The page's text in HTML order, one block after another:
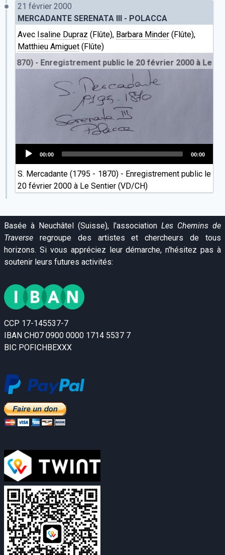
21 février 2000
MERCADANTE SERENATA III - POLACCA
Avec Isaline Dupraz (Flûte), Barbara Minder (Flûte),
Matthieu Amiguet (Flûte)
Audio
Player
00:00 00:00
- Enregistrement public le 20 février 2000 à Le Sentier
S. Mercadante (1795 - 1870) - Enregistrement public le
20 février 2000 à Le Sentier (VD/CH)
Basée à Neuchâtel (Suisse), l'association Les Chemins de
Traverse regroupe des artistes et chercheurs de tous
horizons. Si vous appréciez leur démarche, n'hésitez pas à
soutenir leurs futures activités:
CCP 17-145537-7
IBAN CH07 0900 0000 1714 5537 7
BIC POFICHBEXXX